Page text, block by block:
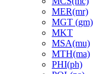
MER(mr)
MGT (gm)
MKT
MSA(mu)
MTH(ma)
PHI(ph)